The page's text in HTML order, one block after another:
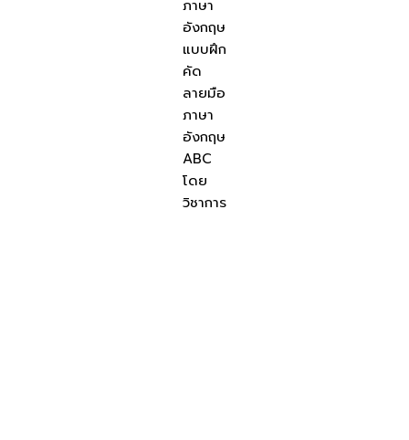
ภาษา
อังกฤษ
แบบฝึก
คัด
ลายมือ
ภาษา
อังกฤษ
ABC
โดย
วิชาการ